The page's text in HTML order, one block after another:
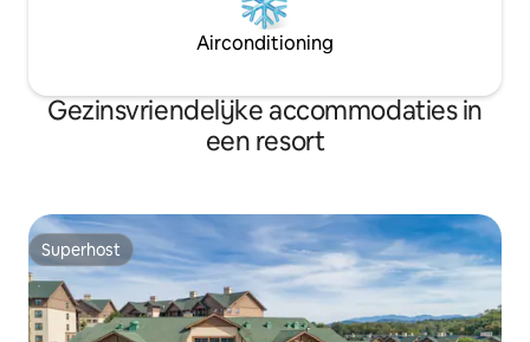
Airconditioning
Gezinsvriendelijke accommodaties in
een resort
Superhost
Superhost